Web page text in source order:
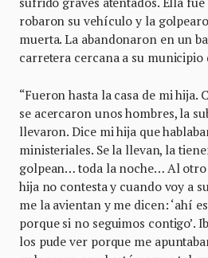
robaron su vehículo y la
muerta. La abandonaron en un
carretera cercana a su
“Fueron hasta la casa de mi hija.
se acercaron unos hombres, la
llevaron. Dice mi hija que
ministeriales. Se la llevan, la
golpean… toda la noche… Al
hija no contesta y cuando voy a
me la avientan y me dicen: ‘ahí
porque si no seguimos contigo’.
los pude ver porque me